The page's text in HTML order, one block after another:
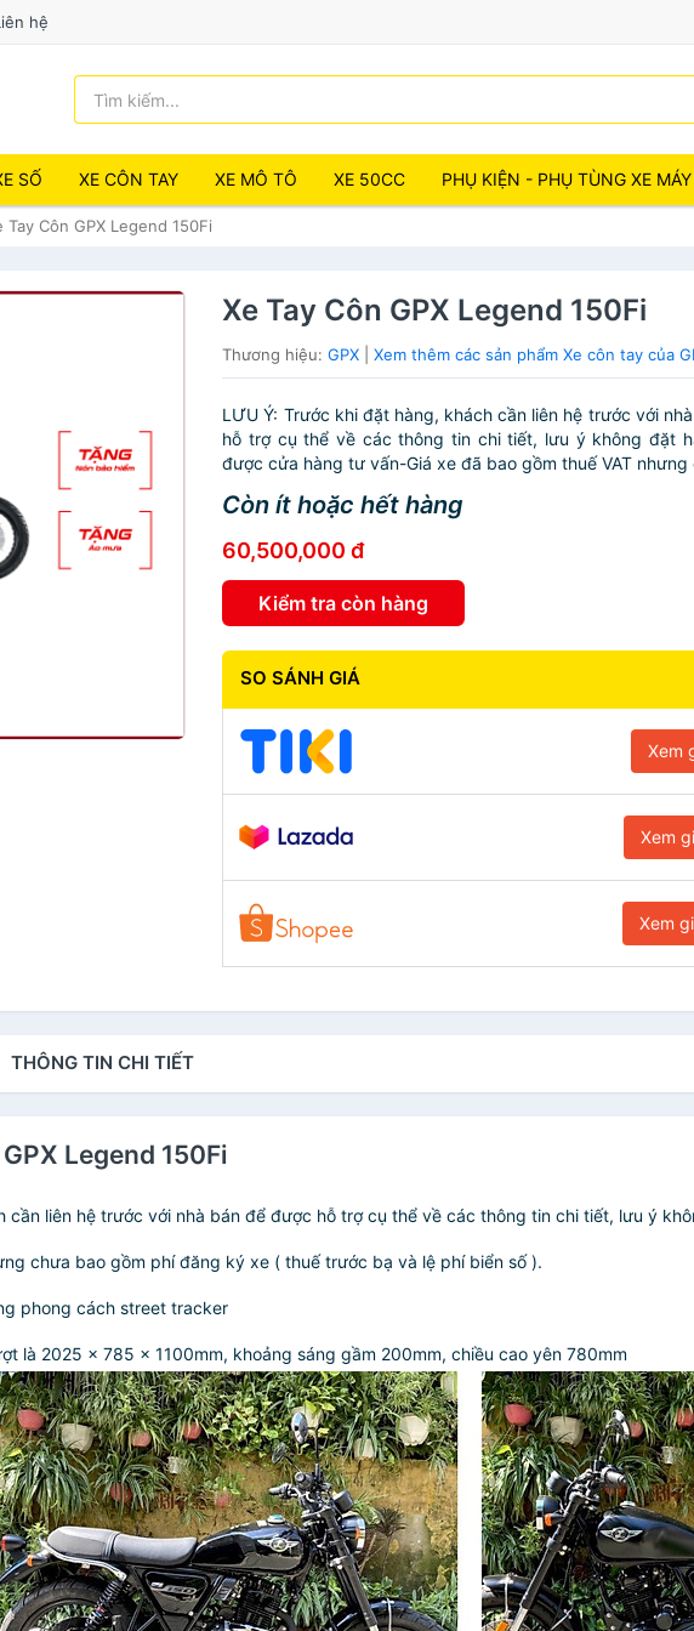
hệ
SỐ XE CÔN TAY XE MÔ TÔ XE 50CC PHỤ KIỆN - PHỤ TÙNG XE MÁY
Tay Côn GPX Legend 150Fi
Xe Tay Côn GPX Legend 150Fi
Thương hiệu:GPX |Xem thêm các sản phẩm Xe côn tay của
LƯU Ý: Trước khi đặt hàng, khách cần liên hệ trước với
hỗ trợ cụ thể về các thông tin chi tiết, lưu ý không đặt
được cửa hàng tư vấn-Giá xe đã bao gồm thuế VAT nhưng
Còn ít hoặc hết hàng
60,500,000 đ
Kiểm tra còn hàng
SO SÁNH GIÁ
Xem
Xem
Xem
THÔNG TIN CHI TIẾT
Legend 150Fi
cần liên hệ trước với nhà bán để được hỗ trợ cụ thể về các thông tin chi tiết, lưu ý
chưa bao gồm phí đăng ký xe ( thuế trước bạ và lệ phí biển số ).
phong cách street tracker
là 2025 x 785 x 1100mm, khoảng sáng gầm 200mm, chiều cao yên 780mm